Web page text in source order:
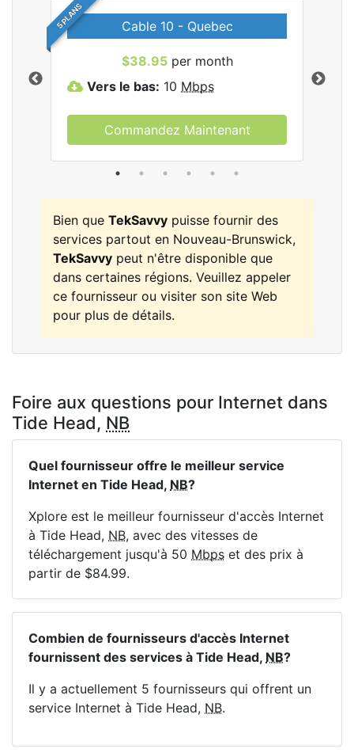
5 PLANS Cable 10 - Quebec
$38.95per month
Vers le bas: 10 Mbps
Commandez Maintenant
Bien que TekSavvy puisse fournir des
services partout en Nouveau-Brunswick,
TekSavvy peut n'être disponible que
dans certaines régions. Veuillez appeler
ce fournisseur ou visiter son site Web
pour plus de détails.
Foire aux questions pour Internet dans
Tide Head, NB
Quel fournisseur offre le meilleur service
Internet en Tide Head, NB?
Xplore est le meilleur fournisseur d'accès Internet
à Tide Head, NB, avec des vitesses de
téléchargement jusqu'à 50 Mbps et des prix à
partir de $84.99.
Combien de fournisseurs d'accès Internet
fournissent des services à Tide Head, NB?
Il y a actuellement 5 fournisseurs qui offrent un
service Internet à Tide Head, NB.